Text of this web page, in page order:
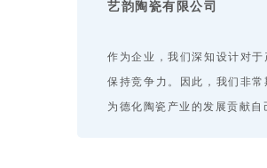
艺韵陶瓷有限公司
作为企业，我们深知设计对
保持竞争力。因此，我们非
为德化陶瓷产业的发展贡献自